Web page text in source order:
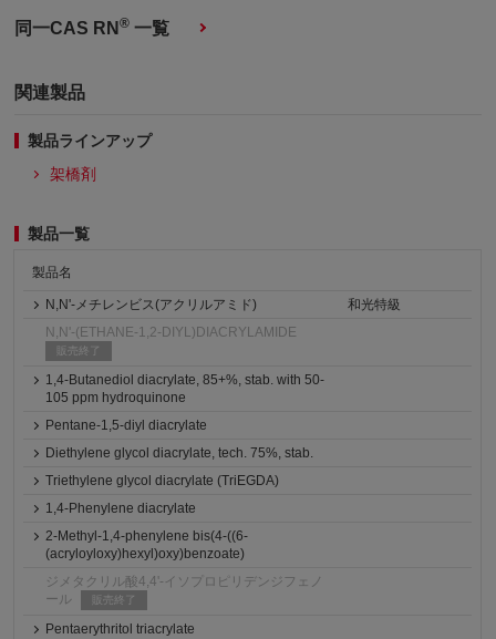
同一CAS RN® 一覧
関連製品
製品ラインアップ
架橋剤
製品一覧
製品名
N,N'-メチレンビス(アクリルアミド)
和光特級
N,N'-(ETHANE-1,2-DIYL)DIACRYLAMIDE
販売終了
1,4-Butanediol diacrylate, 85+%, stab. with 50-
105 ppm hydroquinone
Pentane-1,5-diyl diacrylate
Diethylene glycol diacrylate, tech. 75%, stab.
Triethylene glycol diacrylate (TriEGDA)
1,4-Phenylene diacrylate
2-Methyl-1,4-phenylene bis(4-((6-
(acryloyloxy)hexyl)oxy)benzoate)
ジメタクリル酸4,4'-イソプロピリデンジフェノ
ール
販売終了
Pentaerythritol triacrylate